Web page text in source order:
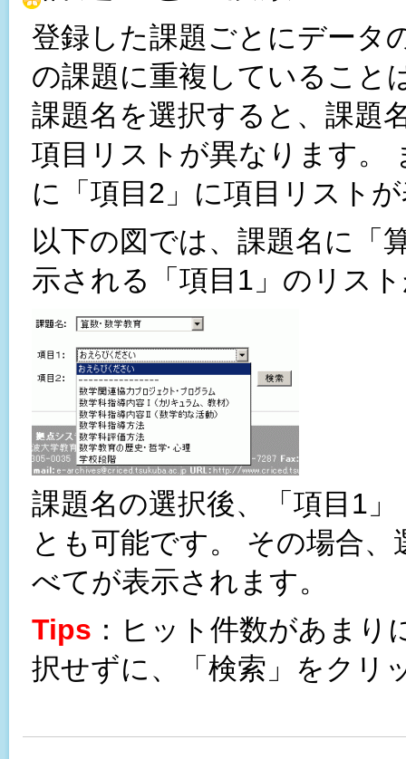
登録した課題ごとにデータ
の課題に重複していること
課題名を選択すると、課題
項目リストが異なります。
に「項目2」に項目リスト
以下の図では、課題名に「
示される「項目1」のリス
課題名の選択後、「項目1
とも可能です。 その場合
べてが表示されます。
Tips ：ヒット件数があま
択せずに、「検索」をクリ